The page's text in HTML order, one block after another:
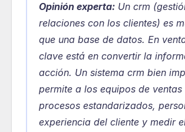
Opinión experta: Un crm
relaciones con los clientes) es
que una base de datos. En
clave está en convertir la
acción. Un sistema crm bien
permite a los equipos de ventas
procesos estandarizados,
experiencia del cliente y medir